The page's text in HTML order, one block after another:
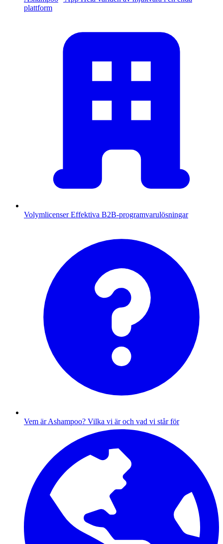
plattform
Volymlicenser Effektiva B2B-programvarulösningar
Vem är Ashampoo? Vilka vi är och vad vi står för